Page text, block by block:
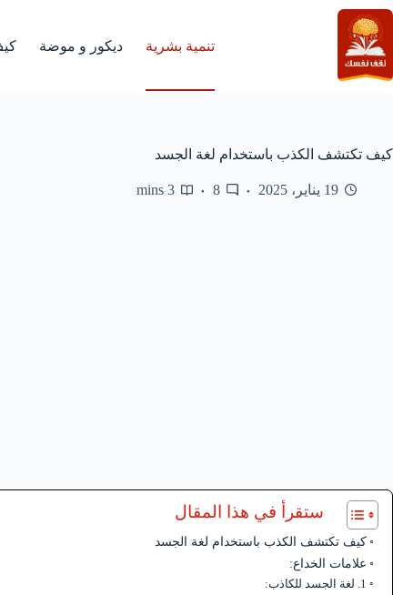
التجاوز
إلى
المحتوى
تنمية بشرية ديكور و موضة
كيف تكتشف الكذب باستخدام لغة الجسد
19 يناير، 2025 8
3 mins
ستقرأ في هذا المقال
كيف تكتشف الكذب باستخدام لغة الجسد
علامات الخداع:
1. لغة الجسد للكاذب: